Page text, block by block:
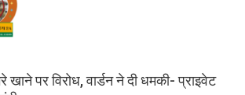
खाने पर विरोध, वार्डन ने दी धमकी- प्राइवेट